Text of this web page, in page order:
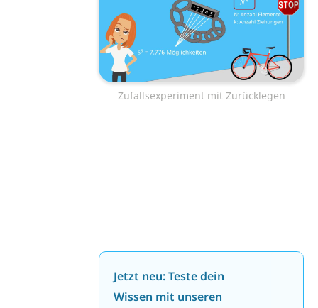
Zufallsexperiment mit Zurücklegen
Jetzt neu: Teste dein
Wissen mit unseren